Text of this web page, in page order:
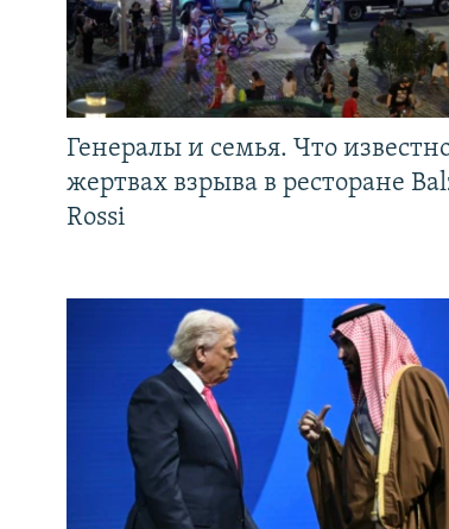
Генералы и семья. Что
жертвах взрыва в ресторане
Rossi